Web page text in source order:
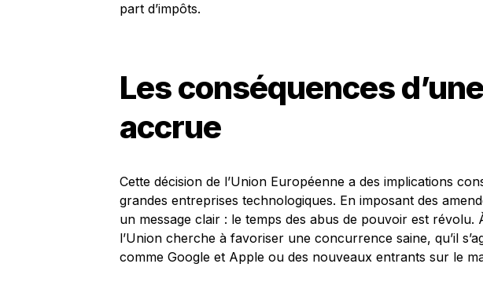
part d’impôts.
Les conséquences
accrue
Cette décision de l’Union Européenne a des implications
grandes entreprises technologiques. En imposant des
un message clair : le temps des abus de pouvoir est révolu.
l’Union cherche à favoriser une concurrence saine, qu’il
comme Google et Apple ou des nouveaux entrants sur le